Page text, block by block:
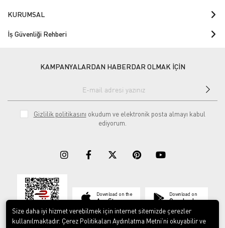
KURUMSAL
İş Güvenliği Rehberi
KAMPANYALARDAN HABERDAR OLMAK İÇİN
Gizlilik politikasını okudum ve elektronik posta almayı kabul
ediyorum.
Download on the
App Store
Download on
Google play
Size daha iyi hizmet verebilmek için internet sitemizde çerezler
kullanılmaktadır. Çerez Politikaları Aydınlatma Metni’ni okuyabilir ve